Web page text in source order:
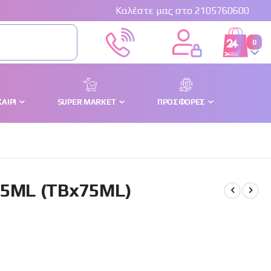
Καλέστε μας στο 2105760600
Cart
0
SUPER MARKET ΠΡΟΣΦΟΡΈΣ
(TBx75ML)